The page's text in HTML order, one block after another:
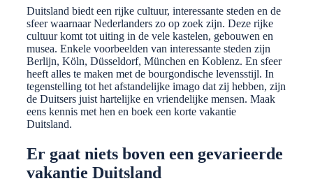
Duitsland biedt een rijke cultuur, interessante steden en de
sfeer waarnaar Nederlanders zo op zoek zijn. Deze rijke
cultuur komt tot uiting in de vele kastelen, gebouwen en
musea. Enkele voorbeelden van interessante steden zijn
Berlijn, Köln, Düsseldorf, München en Koblenz. En sfeer
heeft alles te maken met de bourgondische levensstijl. In
tegenstelling tot het afstandelijke imago dat zij hebben, zijn
de Duitsers juist hartelijke en vriendelijke mensen. Maak
eens kennis met hen en boek een korte vakantie
Duitsland.
Er gaat niets boven een gevarieerde
vakantie Duitsland